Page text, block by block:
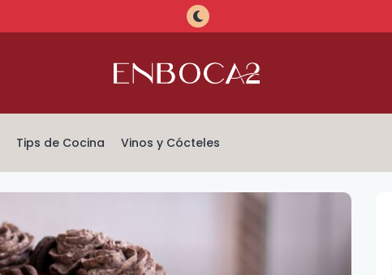
Tips de Cocina Vinos y Cócteles